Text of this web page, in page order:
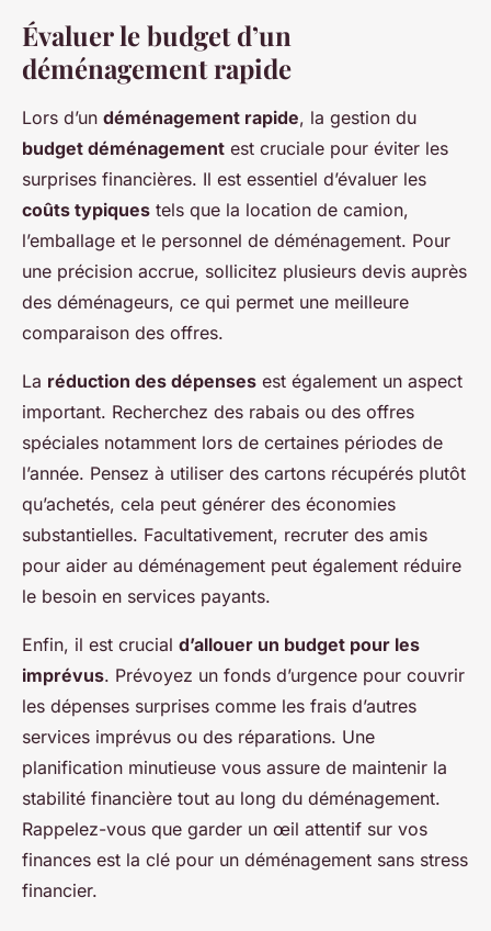
Évaluer le budget d’un
déménagement rapide
Lors d’un déménagement rapide, la gestion du
budget déménagement est cruciale pour éviter les
surprises financières. Il est essentiel d’évaluer les
coûts typiques tels que la location de camion,
l’emballage et le personnel de déménagement. Pour
une précision accrue, sollicitez plusieurs devis auprès
des déménageurs, ce qui permet une meilleure
comparaison des offres.
La réduction des dépenses est également un aspect
important. Recherchez des rabais ou des offres
spéciales notamment lors de certaines périodes de
l’année. Pensez à utiliser des cartons récupérés plutôt
qu’achetés, cela peut générer des économies
substantielles. Facultativement, recruter des amis
pour aider au déménagement peut également réduire
le besoin en services payants.
Enfin, il est crucial d’allouer un budget pour les
imprévus. Prévoyez un fonds d’urgence pour couvrir
les dépenses surprises comme les frais d’autres
services imprévus ou des réparations. Une
planification minutieuse vous assure de maintenir la
stabilité financière tout au long du déménagement.
Rappelez-vous que garder un œil attentif sur vos
finances est la clé pour un déménagement sans stress
financier.